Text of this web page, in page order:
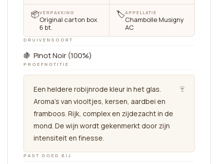
📦VERPAKKING
Original carton box
6 bt.
🏷APPELLATIE
Chambolle Musigny
AC
DRUIVENSOORT
🍇 Pinot Noir (100%)
PROEFNOTITIE
🍷
Een heldere robijnrode kleur in het glas.
Aroma's van viooltjes, kersen, aardbei en
framboos. Rijk, complex en zijdezacht in de
mond. De wijn wordt gekenmerkt door zijn
intensiteit en finesse.
PAST GOED BIJ